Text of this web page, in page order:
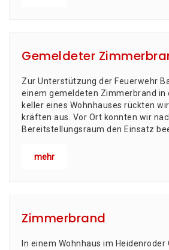
Gemeldeter
Zur Unter­stüt­zung der Feu­er­wehr
einem gemel­de­ten Zim­mer­brand
kel­ler eines Wohn­hau­ses rück­ten
kräf­ten aus. Vor Ort konn­ten wir
Bereit­stel­lungs­raum den Ein­satz
mehr
Zimmerbrand
In einem Wohn­haus im